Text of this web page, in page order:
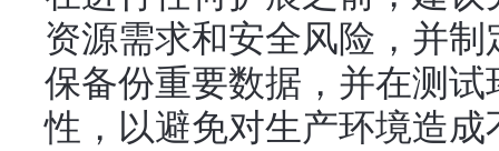
资源需求和安全风险，并
保备份重要数据，并在测
性，以避免对生产环境造